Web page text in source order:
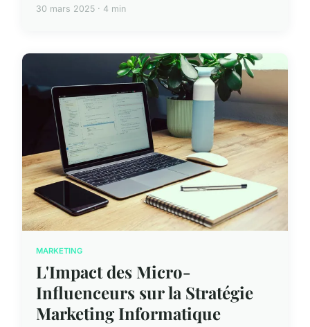
30 mars 2025 · 4 min
MARKETING
L'Impact des Micro-
Influenceurs sur la Stratégie
Marketing Informatique